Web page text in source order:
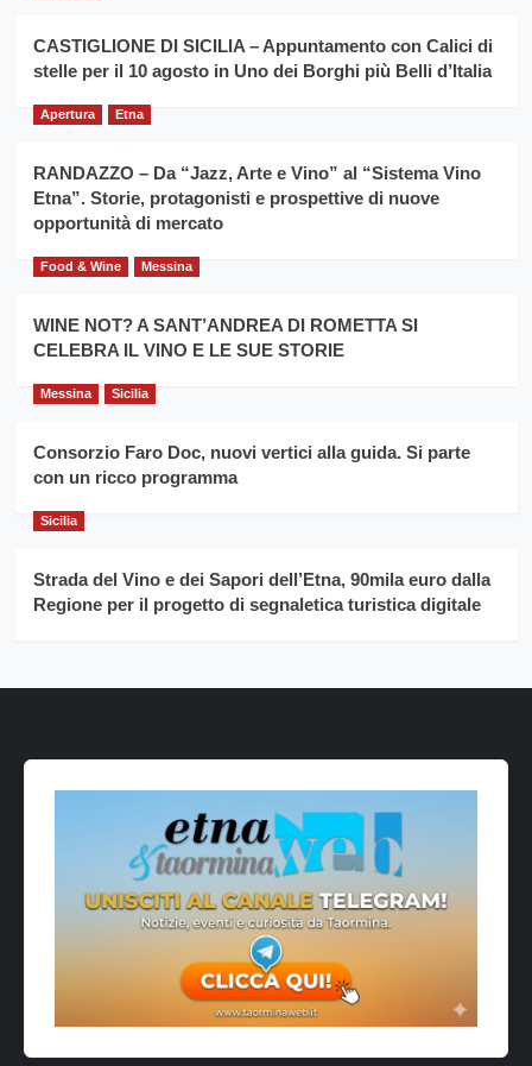
la
filiera
grano
per
il
anno
Franco
Caruso
CASTIGLIONE DI SICILIA – Appuntamento con Calici di
stelle per il 10 agosto in Uno dei Borghi più Belli d’Italia
Apertura Etna
RANDAZZO – Da “Jazz, Arte e Vino” al “Sistema Vino
Etna”. Storie, protagonisti e prospettive di nuove
opportunità di mercato
Food & Wine Messina
WINE NOT? A SANT’ANDREA DI ROMETTA SI
CELEBRA IL VINO E LE SUE STORIE
Messina Sicilia
Consorzio Faro Doc, nuovi vertici alla guida. Si parte
con un ricco programma
Sicilia
Strada del Vino e dei Sapori dell’Etna, 90mila euro dalla
Regione per il progetto di segnaletica turistica digitale